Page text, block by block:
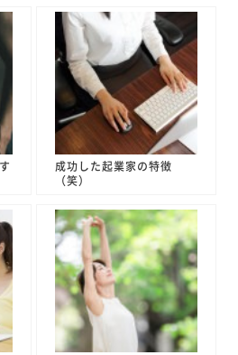
成功した起業家の特徴
（笑）